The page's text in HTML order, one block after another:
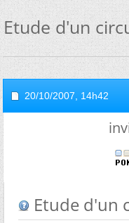
Etude d'un
20/10/2007, 14h42
Etude d'un